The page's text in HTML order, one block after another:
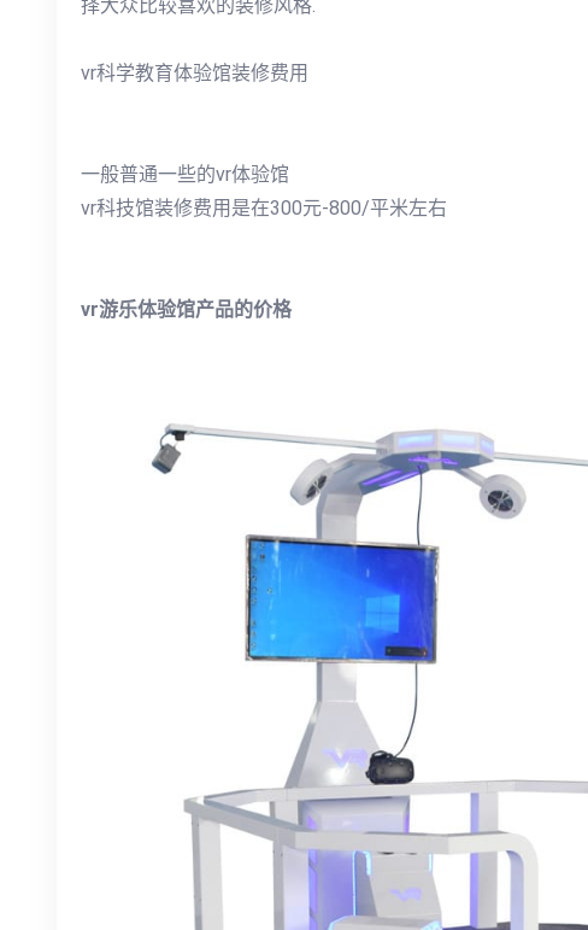
择大众比较喜欢的装修风格.
vr科学教育体验馆装修费用
一般普通一些的vr体验馆
vr科技馆装修费用是在300元-800/平米左右
vr游乐体验馆产品的价格